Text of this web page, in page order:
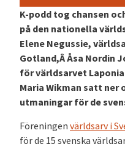
K-podd tog chansen
på den nationella
Elene Negussie,
Gotland,Â Åsa Nordin
för världsarvet
Maria Wikman satt
utmaningar för de
Föreningen världsarv i
för de 15 svenska